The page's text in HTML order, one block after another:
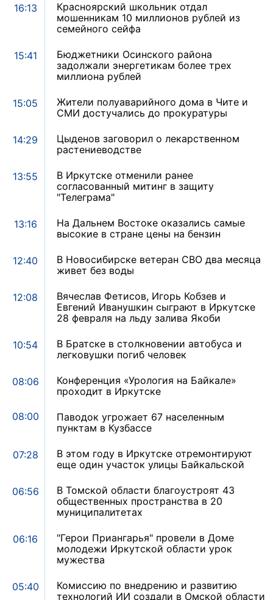
16:13
Красноярский школьник отдал
мошенникам 10 миллионов рублей из
семейного сейфа
15:41
Бюджетники Осинского района
задолжали энергетикам более трех
миллиона рублей
15:05
Жители полуаварийного дома в Чите и
СМИ достучались до прокуратуры
14:29
Цыденов заговорил о лекарственном
растениеводстве
13:55
В Иркутске отменили ранее
согласованный митинг в защиту
"Телеграма"
13:16
На Дальнем Востоке оказались самые
высокие в стране цены на бензин
12:40
В Новосибирске ветеран СВО два месяца
живет без воды
12:08
Вячеслав Фетисов, Игорь Кобзев и
Евгений Иванушкин сыграют в Иркутске
28 февраля на льду залива Якоби
10:54
В Братске в столкновении автобуса и
легковушки погиб человек
08:06
Конференция «Урология на Байкале»
проходит в Иркутске
08:00
Паводок угрожает 67 населенным
пунктам в Кузбассе
07:28
В этом году в Иркутске отремонтируют
еще один участок улицы Байкальской
06:56
В Томской области благоустроят 43
общественных пространства в 20
муниципалитетах
06:16
"Герои Приангарья" провели в Доме
молодежи Иркутской области урок
мужества
05:40
Комиссию по внедрению и развитию
технологий ИИ создали в Омской области